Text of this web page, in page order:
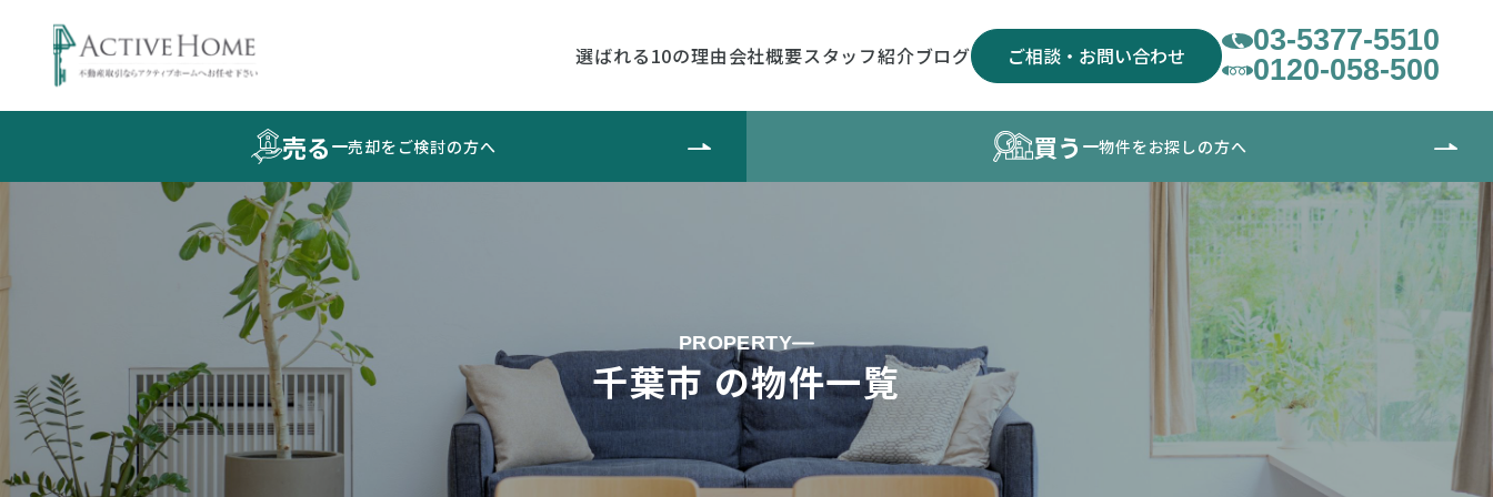
選ばれる10の理由会社概要スタッフ紹介ブログ ご相談・お問い合わせ
03-5377-5510
0120-058-500
売る 売却をご検討の方へ 買う 物件をお探しの方へ
PROPERTY
千葉市 の物件一覧